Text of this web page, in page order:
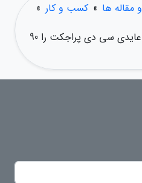
مقاله ها » کسب و کار »
بسته الحاقی فانتوم لیبرتی عایدی سی دی پراجکت را 90